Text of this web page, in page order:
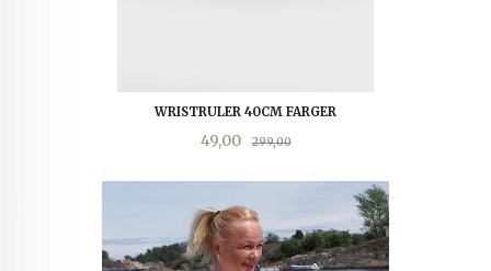
WRISTRULER 40CM FARGER
Tilbud
49,00 299,00Rabatt